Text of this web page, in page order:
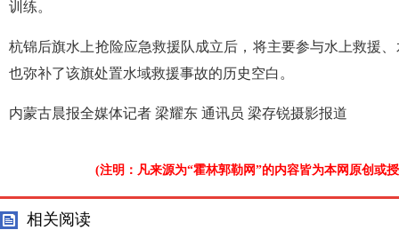
训练。
杭锦后旗水上抢险应急救援队成立后，将主要参与水上救援
也弥补了该旗处置水域救援事故的历史空白。
内蒙古晨报全媒体记者 梁耀东 通讯员 梁存锐摄影报道
(注明：凡来源为“霍林郭勒网”的内容皆为本网原创或
相关阅读